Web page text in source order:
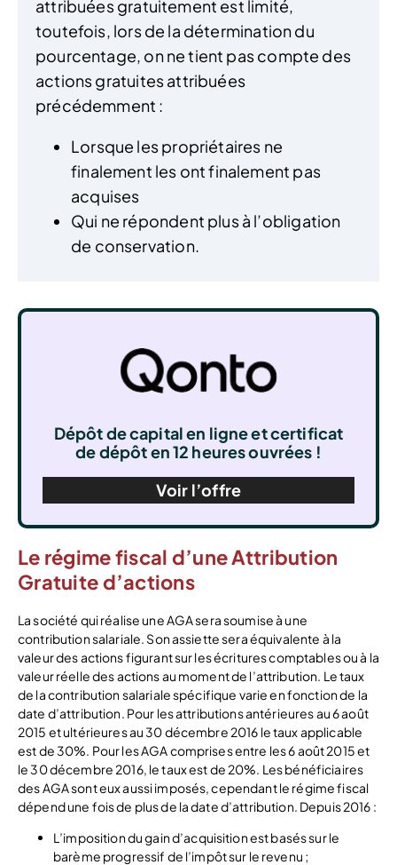
attribuées gratuitement est limité,
toutefois, lors de la détermination du
pourcentage, on ne tient pas compte des
actions gratuites attribuées
précédemment :
Lorsque les propriétaires ne
finalement les ont finalement pas
acquises
Qui ne répondent plus à l’obligation
de conservation.
Dépôt de capital en ligne et certificat
de dépôt en 12 heures ouvrées !
Voir l’offre
Le régime fiscal d’une Attribution
Gratuite d’actions
La société qui réalise une AGA sera soumise à une
contribution salariale. Son assiette sera équivalente à la
valeur des actions figurant sur les écritures comptables ou à la
valeur réelle des actions au moment de l’attribution. Le taux
de la contribution salariale spécifique varie en fonction de la
date d’attribution. Pour les attributions antérieures au 6 août
2015 et ultérieures au 30 décembre 2016 le taux applicable
est de 30%. Pour les AGA comprises entre les 6 août 2015 et
le 30 décembre 2016, le taux est de 20%. Les bénéficiaires
des AGA sont eux aussi imposés, cependant le régime fiscal
dépend une fois de plus de la date d’attribution. Depuis 2016 :
L’imposition du gain d’acquisition est basés sur le
barème progressif de l’impôt sur le revenu ;